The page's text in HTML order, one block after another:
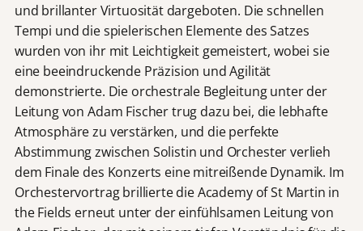
und brillanter Virtuosität dargeboten. Die schnellen
Tempi und die spielerischen Elemente des Satzes
wurden von ihr mit Leichtigkeit gemeistert, wobei sie
eine beeindruckende Präzision und Agilität
demonstrierte. Die orchestrale Begleitung unter der
Leitung von Adam Fischer trug dazu bei, die lebhafte
Atmosphäre zu verstärken, und die perfekte
Abstimmung zwischen Solistin und Orchester verlieh
dem Finale des Konzerts eine mitreißende Dynamik. Im
Orchestervortrag brillierte die Academy of St Martin in
the Fields erneut unter der einfühlsamen Leitung von